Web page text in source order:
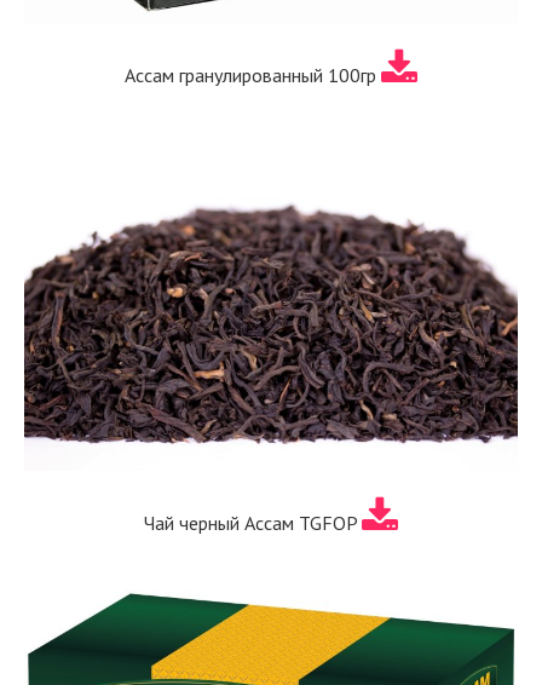
Ассам гранулированный 100гр
Чай черный Ассам TGFOP